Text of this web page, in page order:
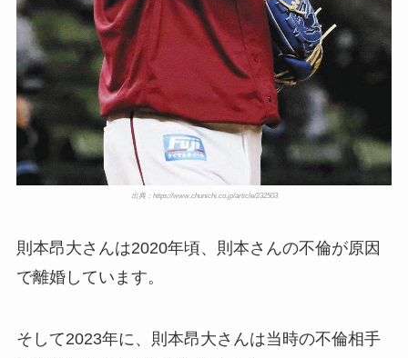
出典：https://www.chunichi.co.jp/article/232503
則本昂大さんは2020年頃、則本さんの不倫が原因
で離婚しています。
そして2023年に、則本昂大さんは当時の不倫相手